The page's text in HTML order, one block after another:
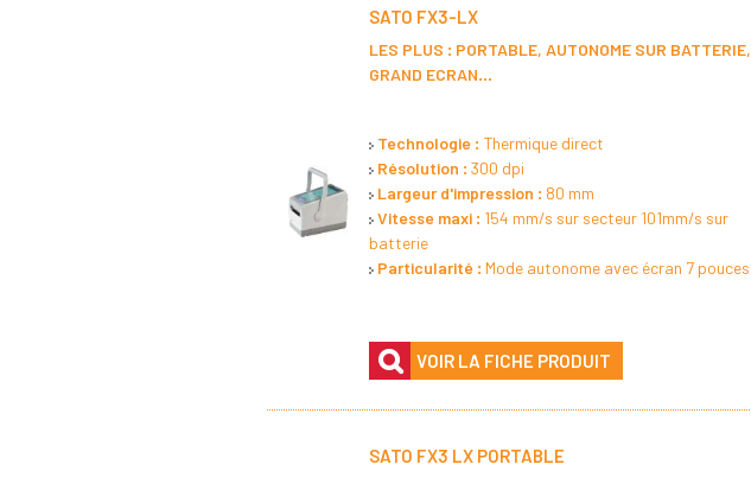
SATO FX3-LX
LES PLUS : PORTABLE, AUTONOME SUR BATTERIE,
GRAND ECRAN...
Technologie : Thermique direct
Résolution : 300 dpi
Largeur d'impression : 80 mm
Vitesse maxi : 154 mm/s sur secteur 101mm/s sur
batterie
Particularité : Mode autonome avec écran 7 pouces
VOIR LA FICHE PRODUIT
SATO FX3 LX PORTABLE